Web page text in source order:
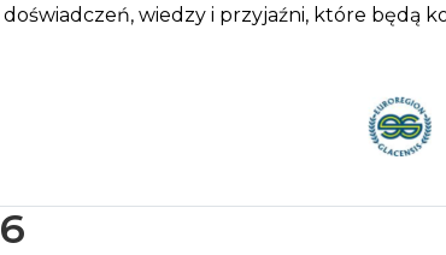
wiedzy i przyjaźni, które będą